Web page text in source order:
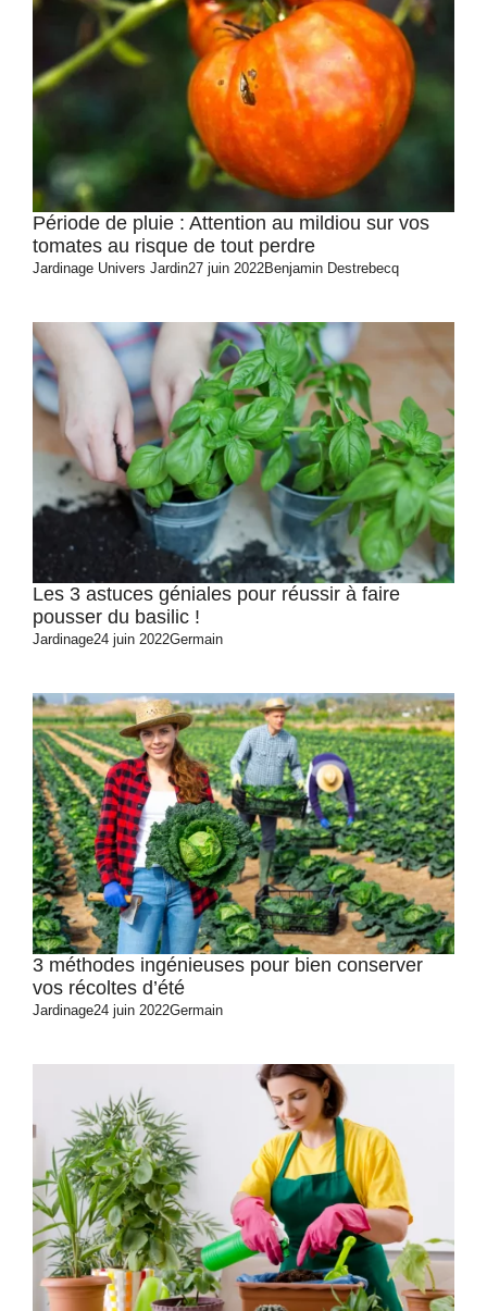
Période de pluie : Attention au mildiou sur vos
tomates au risque de tout perdre
Jardinage Univers Jardin27 juin 2022Benjamin Destrebecq
Les 3 astuces géniales pour réussir à faire
pousser du basilic !
Jardinage24 juin 2022Germain
3 méthodes ingénieuses pour bien conserver
vos récoltes d’été
Jardinage24 juin 2022Germain